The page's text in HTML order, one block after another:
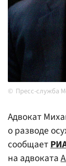
Пресс-служба
Адвокат
о разводе
сообщает
на адвоката